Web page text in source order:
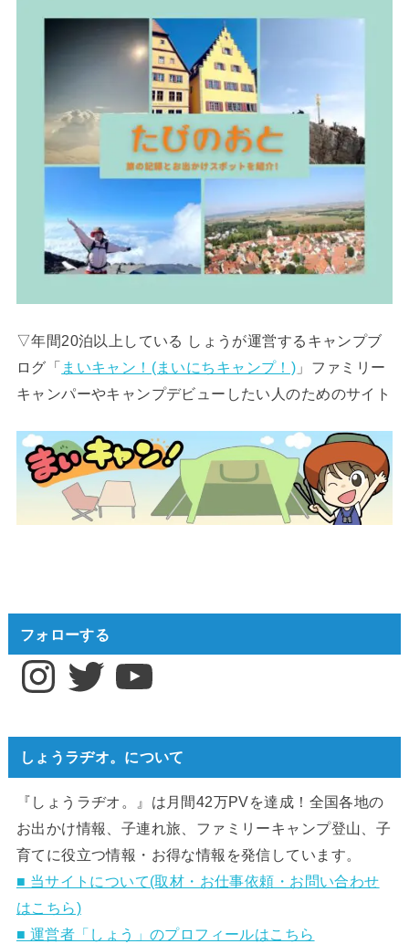
▽年間20泊以上している しょうが運営するキャンプブ
ログ「 まいキャン！(まいにちキャンプ！) 」ファミリー
キャンパーやキャンプデビューしたい人のためのサイト
フォローする
InstagramTwitter YouTube
しょうラヂオ。について
『しょうラヂオ。』は月間42万PVを達成！全国各地の
お出かけ情報、子連れ旅、ファミリーキャンプ登山、子
育てに役立つ情報・お得な情報を発信しています。
■ 当サイトについて(取材・お仕事依頼・お問い合わせ
はこちら)
■ 運営者「しょう」のプロフィールはこちら